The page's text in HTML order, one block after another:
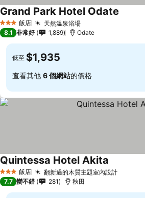
3 星級 飯店 天然溫泉浴場查看價格
Grand Park Hotel Odate
8.1 非常好 1,889 Odate
低至 $1,935
查看其他 6 個網站的價格
3 星級 飯店 翻新過的木質主題室內設計查看價格
Quintessa Hotel Akita
7.7 蠻不錯 281 秋田